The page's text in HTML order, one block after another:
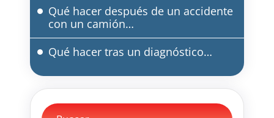
Qué hacer después de un accidente
con un camión…
Qué hacer tras un diagnóstico…
Buscar: